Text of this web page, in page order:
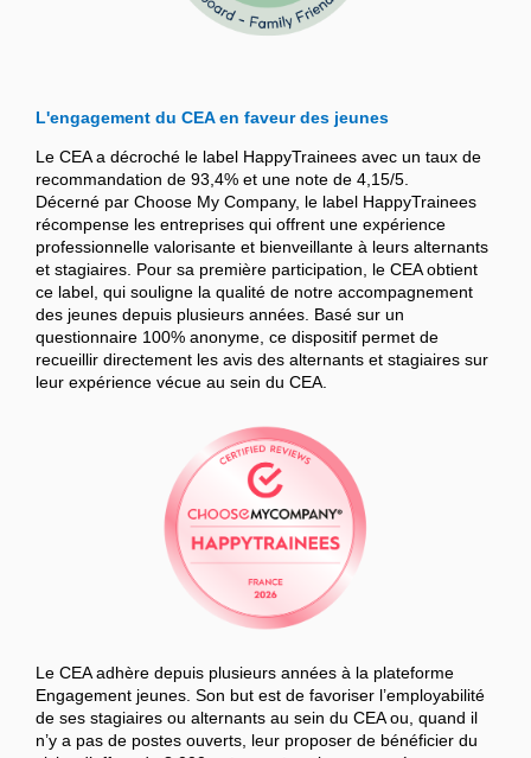
L'engagement du CEA en faveur des jeunes
Le CEA a décroché le label HappyTrainees avec un taux de
recommandation de 93,4% et une note de 4,15/5.
Décerné par Choose My Company, le label HappyTrainees
récompense les entreprises qui offrent une expérience
professionnelle valorisante et bienveillante à leurs alternants
et stagiaires. Pour sa première participation, le CEA obtient
ce label, qui souligne la qualité de notre accompagnement
des jeunes depuis plusieurs années. Basé sur un
questionnaire 100% anonyme, ce dispositif permet de
recueillir directement les avis des alternants et stagiaires sur
leur expérience vécue au sein du CEA.
Le CEA adhère depuis plusieurs années à la plateforme
Engagement jeunes. Son but est de favoriser l’employabilité
de ses stagiaires ou alternants au sein du CEA ou, quand il
n’y a pas de postes ouverts, leur proposer de bénéficier du